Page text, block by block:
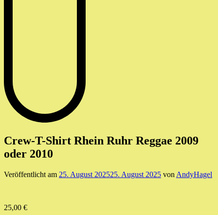
Crew-T-Shirt Rhein Ruhr Reggae 2009
oder 2010
Veröffentlicht am 25. August 202525. August 2025 von AndyHagel
25,00 €